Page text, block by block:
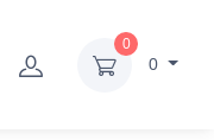
0
0